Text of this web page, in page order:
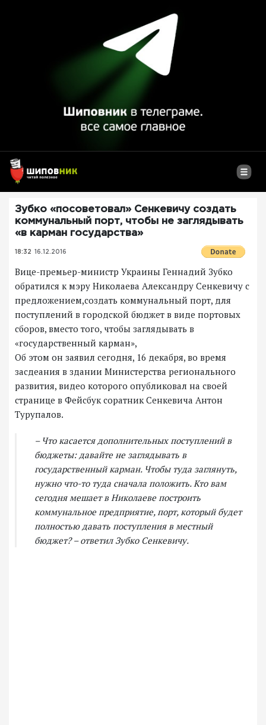
Зубко «посоветовал» Сенкевичу создать
коммунальный порт, чтобы не заглядывать
«в карман государства»
18:32 16.12.2016
Вице-премьер-министр Украины Геннадий Зубко
обратился к мэру Николаева Александру Сенкевичу с
предложением,создать коммунальный порт, для
поступлений в городской бюджет в виде портовых
сборов, вместо того, чтобы заглядывать в
«государственный карман»,
Об этом он заявил сегодня, 16 декабря, во время
засдеания в здании Министерства регионального
развития, видео которого опубликовал на своей
странице в Фейсбук соратник Сенкевича Антон
Турупалов.
– Что касается дополнительных поступлений в
бюджеты: давайте не заглядывать в
государственный карман. Чтобы туда заглянуть,
нужно что-то туда сначала положить. Кто вам
сегодня мешает в Николаеве построить
коммунальное предприятие, порт, который будет
полностью давать поступления в местный
бюджет? – ответил Зубко Сенкевичу.